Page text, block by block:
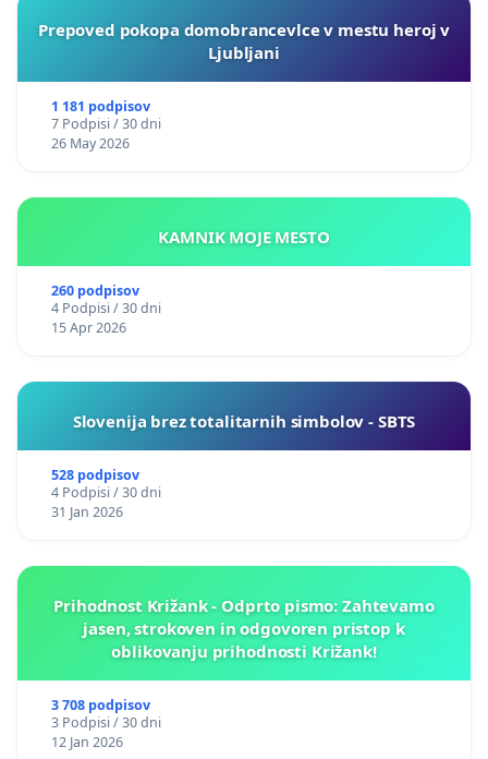
Prepoved pokopa domobrancevlce v mestu heroj v
Ljubljani
1 181 podpisov
7 Podpisi / 30 dni
26 May 2026
KAMNIK MOJE MESTO
260 podpisov
4 Podpisi / 30 dni
15 Apr 2026
Slovenija brez totalitarnih simbolov - SBTS
528 podpisov
4 Podpisi / 30 dni
31 Jan 2026
Prihodnost Križank - Odprto pismo: Zahtevamo
jasen, strokoven in odgovoren pristop k
oblikovanju prihodnosti Križank!
3 708 podpisov
3 Podpisi / 30 dni
12 Jan 2026